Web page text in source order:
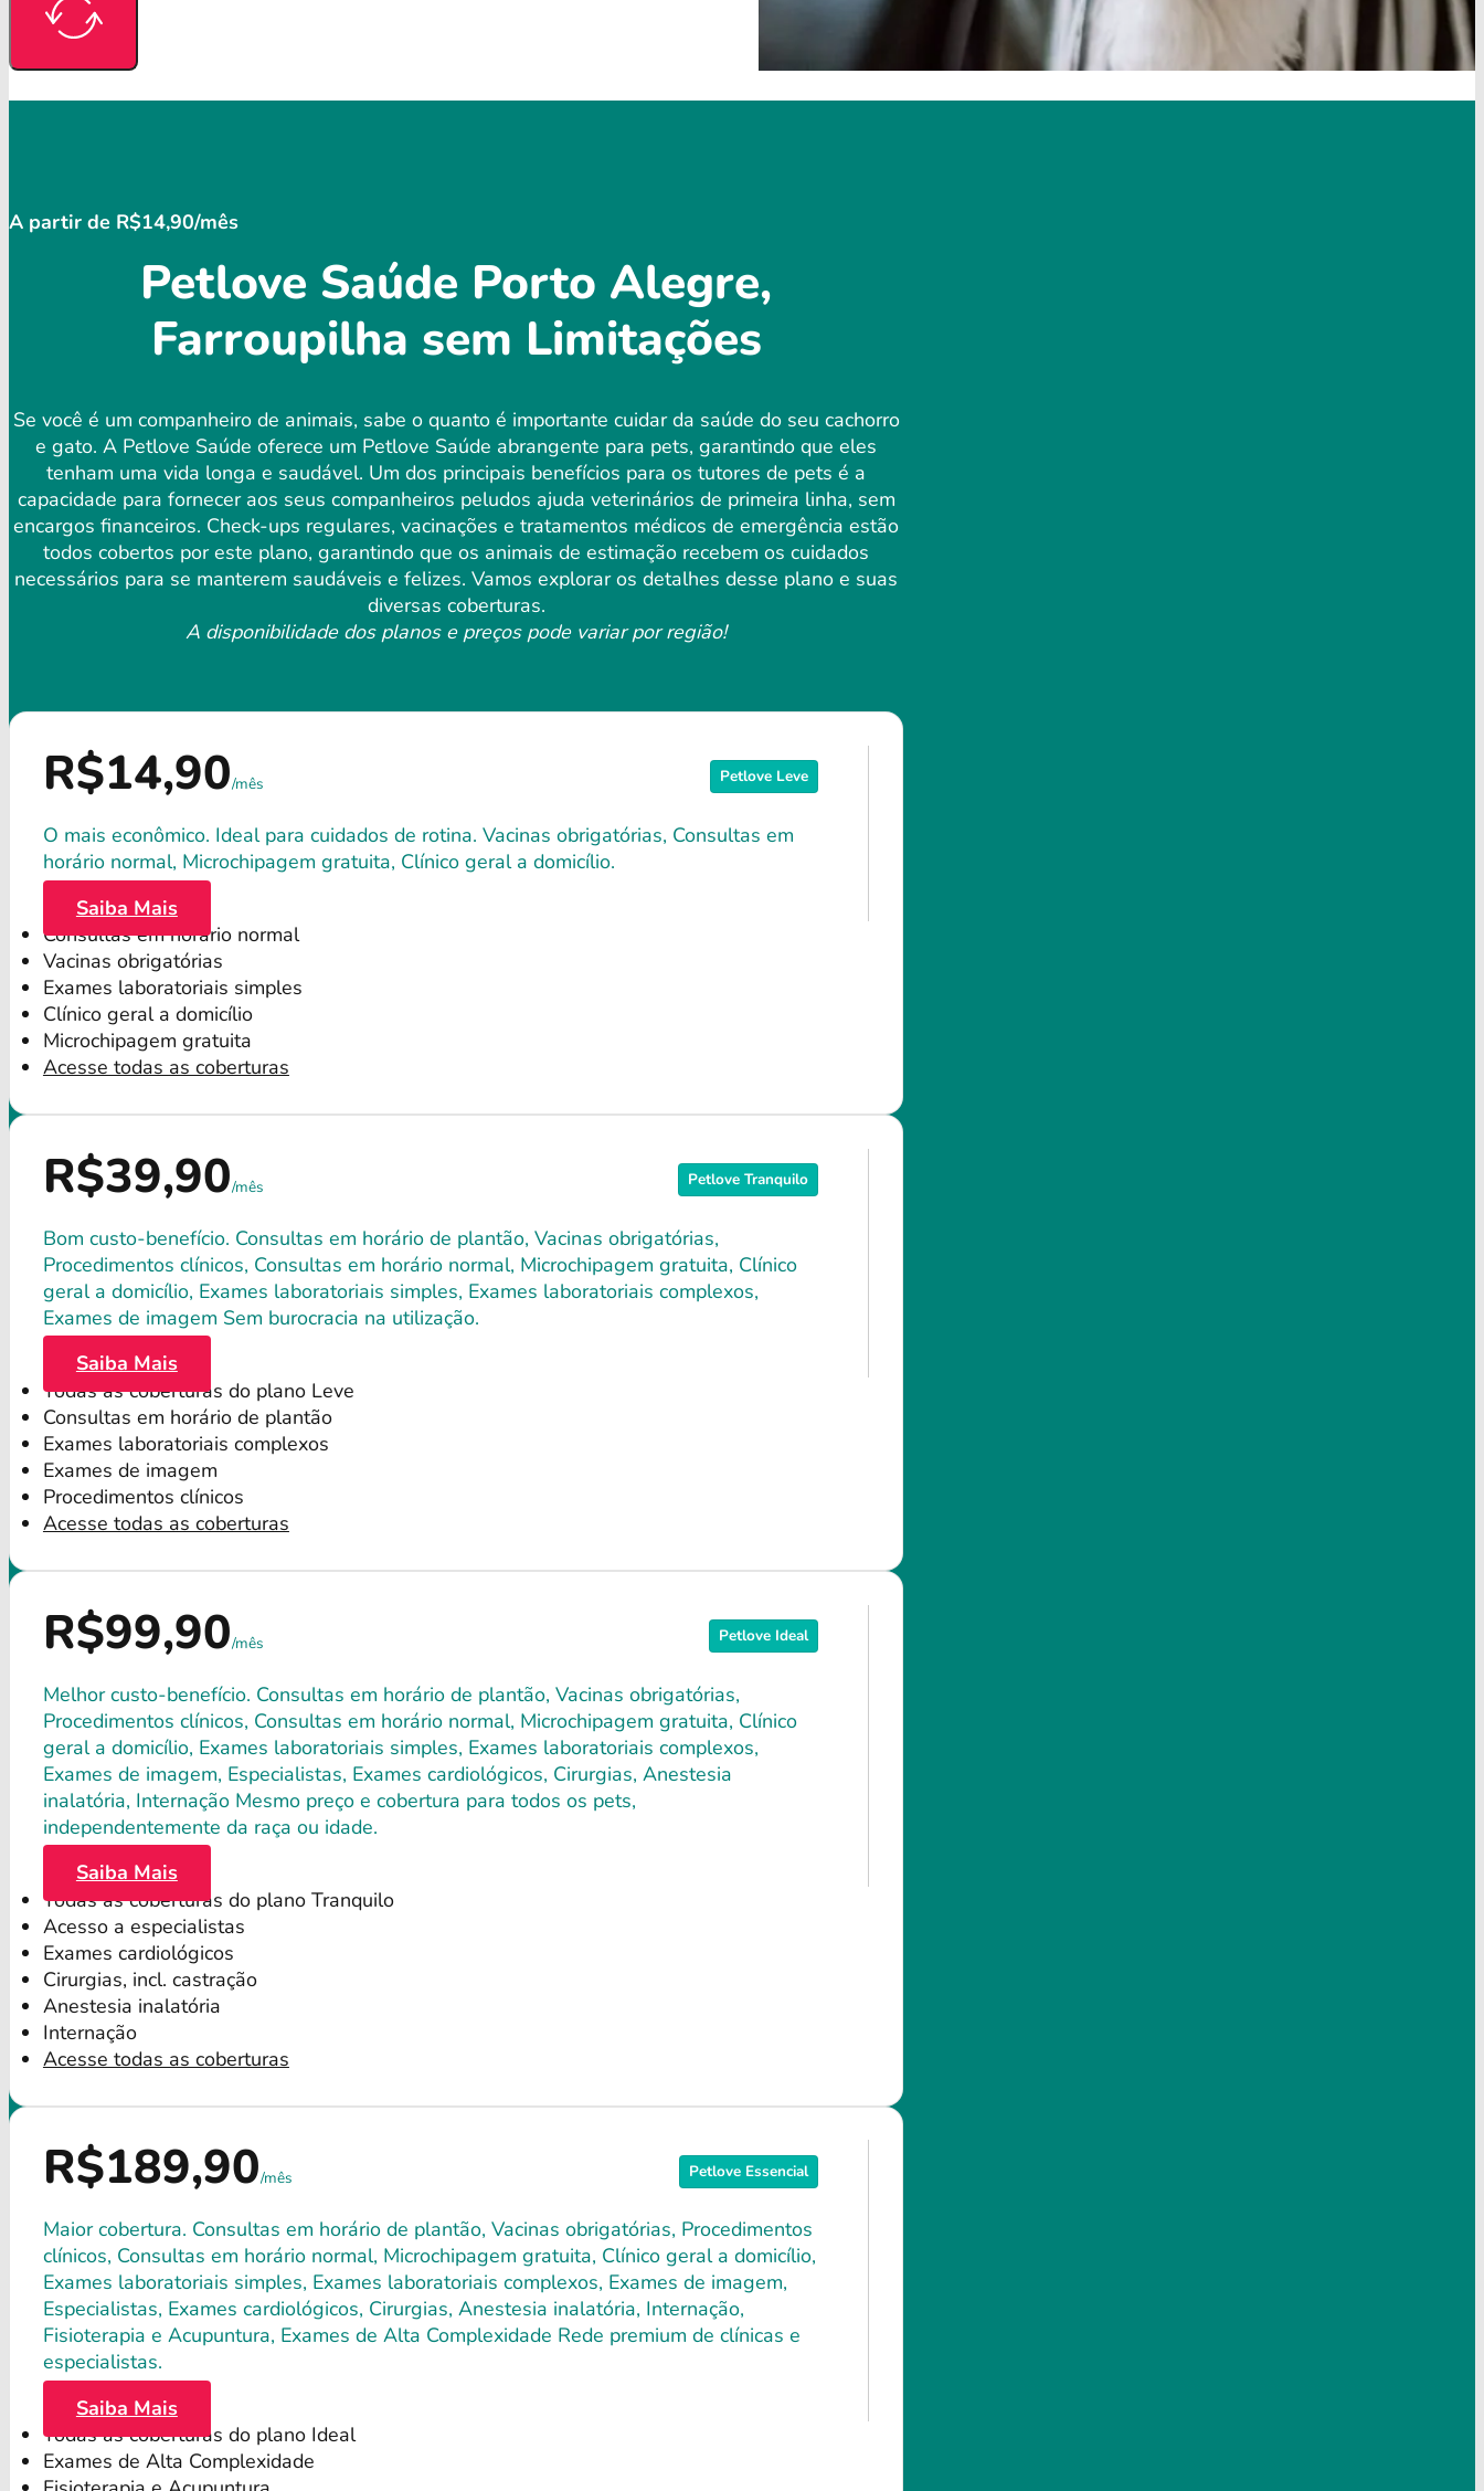
A partir de R$14,90/mês
Petlove Saúde Porto Alegre,
Farroupilha sem Limitações
Se você é um companheiro de animais, sabe o quanto é importante cuidar da saúde do seu cachorro
e gato. A Petlove Saúde oferece um Petlove Saúde abrangente para pets, garantindo que eles
tenham uma vida longa e saudável. Um dos principais benefícios para os tutores de pets é a
capacidade para fornecer aos seus companheiros peludos ajuda veterinários de primeira linha, sem
encargos financeiros. Check-ups regulares, vacinações e tratamentos médicos de emergência estão
todos cobertos por este plano, garantindo que os animais de estimação recebem os cuidados
necessários para se manterem saudáveis ​​e felizes. Vamos explorar os detalhes desse plano e suas
diversas coberturas.
A disponibilidade dos planos e preços pode variar por região!
Petlove Leve
R$14,90/mês
O mais econômico. Ideal para cuidados de rotina. Vacinas obrigatórias, Consultas em
horário normal, Microchipagem gratuita, Clínico geral a domicílio.
Saiba Mais
Consultas em horário normal
Vacinas obrigatórias
Exames laboratoriais simples
Clínico geral a domicílio
Microchipagem gratuita
Acesse todas as coberturas
Petlove Tranquilo
R$39,90/mês
Bom custo-benefício. Consultas em horário de plantão, Vacinas obrigatórias,
Procedimentos clínicos, Consultas em horário normal, Microchipagem gratuita, Clínico
geral a domicílio, Exames laboratoriais simples, Exames laboratoriais complexos,
Exames de imagem Sem burocracia na utilização.
Saiba Mais
Todas as coberturas do plano Leve
Consultas em horário de plantão
Exames laboratoriais complexos
Exames de imagem
Procedimentos clínicos
Acesse todas as coberturas
Petlove Ideal
R$99,90/mês
Melhor custo-benefício. Consultas em horário de plantão, Vacinas obrigatórias,
Procedimentos clínicos, Consultas em horário normal, Microchipagem gratuita, Clínico
geral a domicílio, Exames laboratoriais simples, Exames laboratoriais complexos,
Exames de imagem, Especialistas, Exames cardiológicos, Cirurgias, Anestesia
inalatória, Internação Mesmo preço e cobertura para todos os pets,
independentemente da raça ou idade.
Saiba Mais
Todas as coberturas do plano Tranquilo
Acesso a especialistas
Exames cardiológicos
Cirurgias, incl. castração
Anestesia inalatória
Internação
Acesse todas as coberturas
Petlove Essencial
R$189,90/mês
Maior cobertura. Consultas em horário de plantão, Vacinas obrigatórias, Procedimentos
clínicos, Consultas em horário normal, Microchipagem gratuita, Clínico geral a domicílio,
Exames laboratoriais simples, Exames laboratoriais complexos, Exames de imagem,
Especialistas, Exames cardiológicos, Cirurgias, Anestesia inalatória, Internação,
Fisioterapia e Acupuntura, Exames de Alta Complexidade Rede premium de clínicas e
especialistas.
Saiba Mais
Todas as coberturas do plano Ideal
Exames de Alta Complexidade